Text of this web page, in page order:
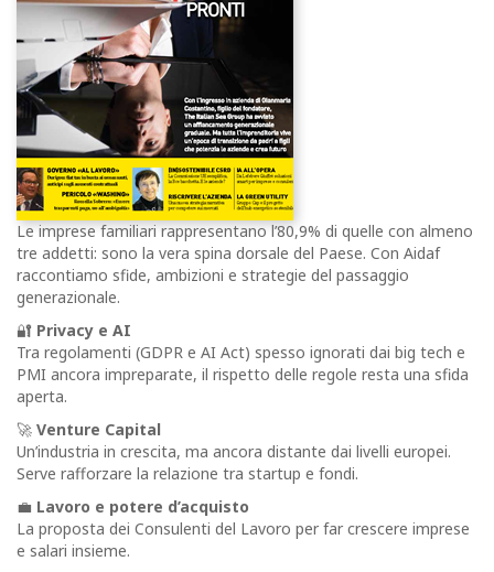
Le imprese familiari rappresentano l’80,9% di quelle con almeno
tre addetti: sono la vera spina dorsale del Paese. Con Aidaf
raccontiamo sfide, ambizioni e strategie del passaggio
generazionale.
🔐 Privacy e AI
Tra regolamenti (GDPR e AI Act) spesso ignorati dai big tech e
PMI ancora impreparate, il rispetto delle regole resta una sfida
aperta.
🚀 Venture Capital
Un’industria in crescita, ma ancora distante dai livelli europei.
Serve rafforzare la relazione tra startup e fondi.
💼 Lavoro e potere d’acquisto
La proposta dei Consulenti del Lavoro per far crescere imprese
e salari insieme.